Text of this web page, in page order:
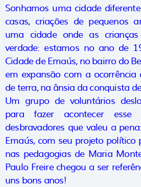
Sonhamos uma cidade
casas, criações de pequenos
uma cidade onde as
verdade: estamos no ano de
Cidade de Emaús, no bairro do
em expansão com a ocorrência
de terra, na ânsia da conquista
Um grupo de voluntários
para fazer acontecer esse
desbravadores que valeu a
Emaús, com seu projeto político
nas pedagogias de Maria
Paulo Freire chegou a ser
uns bons anos!